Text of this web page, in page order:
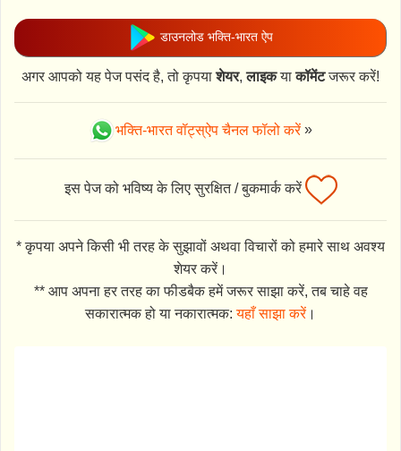
डाउनलोड भक्ति-भारत ऐप
अगर आपको यह पेज पसंद है, तो कृपयाशेयर,लाइकयाकॉमेंटजरूर करें!
भक्ति-भारत वॉट्स्ऐप चैनल फॉलो करें»
इस पेज को भविष्य के लिए सुरक्षित / बुकमार्क करें
* कृपया अपने किसी भी तरह के सुझावों अथवा विचारों को हमारे साथ अवश्य
शेयर करें।
** आप अपना हर तरह का फीडबैक हमें जरूर साझा करें, तब चाहे वह
सकारात्मक हो या नकारात्मक:यहाँ साझा करें।